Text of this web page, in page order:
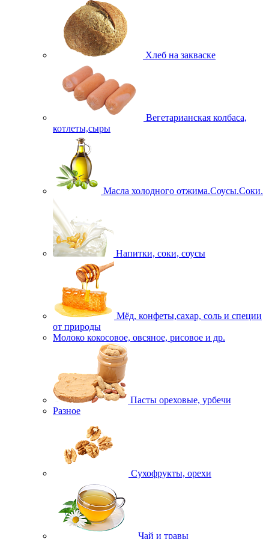
Хлеб на закваске
Вегетарианская колбаса,
котлеты,сыры
Масла холодного отжима.Соусы.Соки.
Напитки, соки, соусы
Мёд, конфеты,сахар, соль и специи
от природы
Молоко кокосовое, овсяное, рисовое и др.
Пасты ореховые, урбечи
Разное
Сухофрукты, орехи
Чай и травы